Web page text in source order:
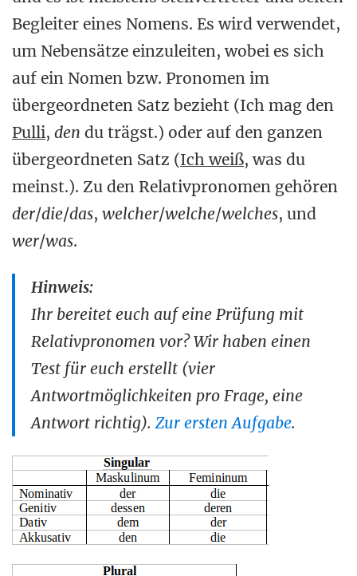
Begleiter eines Nomens. Es wird verwendet,
um Nebensätze einzuleiten, wobei es sich
auf ein Nomen bzw. Pronomen im
übergeordneten Satz bezieht (Ich mag den
Pulli, den du trägst.) oder auf den ganzen
übergeordneten Satz (Ich weiß, was du
meinst.). Zu den Relativpronomen gehören
der/die/das, welcher/welche/welches, und
wer/was.
Hinweis:
Ihr bereitet euch auf eine Prüfung mit
Relativpronomen vor? Wir haben einen
Test für euch erstellt (vier
Antwortmöglichkeiten pro Frage, eine
Antwort richtig). Zur ersten Aufgabe.